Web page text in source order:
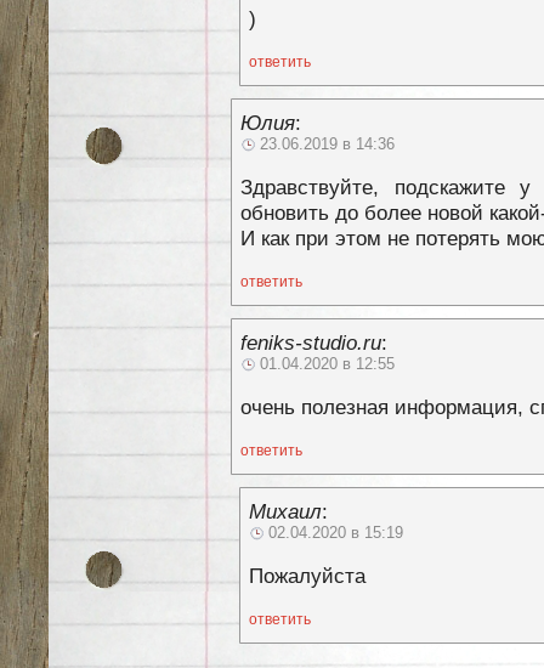
)
ответить
Юлия:
23.06.2019 в 14:36
Здравствуйте,
обновить до более новой
И как при этом не потерять
ответить
feniks-studio.ru:
01.04.2020 в 12:55
очень полезная информация,
ответить
Михаил:
02.04.2020 в 15:19
Пожалуйста
ответить